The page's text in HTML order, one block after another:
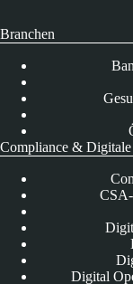
Branchen
Compliance &
Digital